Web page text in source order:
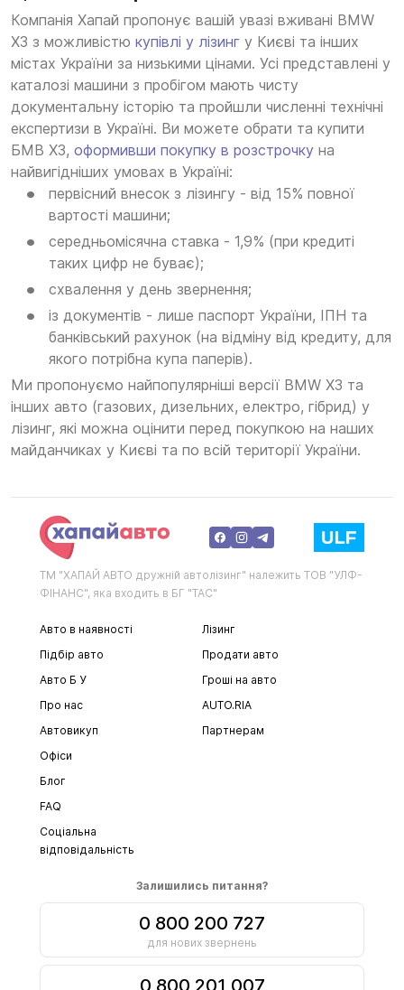
Компанія Хапай пропонує вашій увазі вживані BMW
X3 з можливістю купівлі у лізинг у Києві та інших
містах України за низькими цінами. Усі представлені у
каталозі машини з пробігом мають чисту
документальну історію та пройшли численні технічні
експертизи в Україні. Ви можете обрати та купити
БМВ Х3, оформивши покупку в розстрочку на
найвигідніших умовах в Україні:
первісний внесок з лізингу - від 15% повної
вартості машини;
середньомісячна ставка - 1,9% (при кредиті
таких цифр не буває);
схвалення у день звернення;
із документів - лише паспорт України, ІПН та
банківський рахунок (на відміну від кредиту, для
якого потрібна купа паперів).
Ми пропонуємо найпопулярніші версії BMW X3 та
інших авто (газових, дизельних, електро, гібрид) у
лізинг, які можна оцінити перед покупкою на наших
майданчиках у Києві та по всій території України.
ТМ "ХАПАЙ АВТО дружній автолізинг" належить ТОВ "УЛФ-
ФІНАНС", яка входить в БГ "ТАС"
Авто в наявності
Підбір авто
Авто Б У
Про нас
Автовикуп
Лізинг
Продати авто
Гроші на авто
AUTO.RIA
Партнерам
Офіси
Блог
FAQ
Соціальна
відповідальність
Залишились питання?
0 800 200 727
для нових звернень
0 800 201 007